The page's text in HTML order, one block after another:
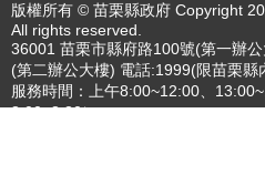
版權所有 © 苗栗縣政府 Copyright
All rights reserved.
36001 苗栗市縣府路100號(第一辦
(第二辦公大樓) 電話:1999(限苗栗
服務時間：上午8:00~12:00、
8:00~8:30）